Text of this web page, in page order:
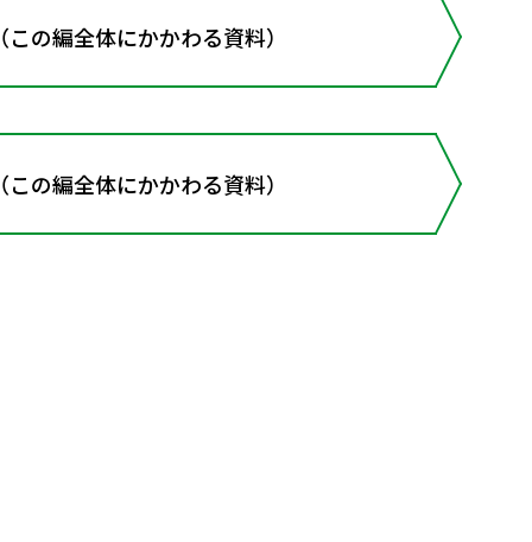
の編全体にかかわる資料）
の編全体にかかわる資料）